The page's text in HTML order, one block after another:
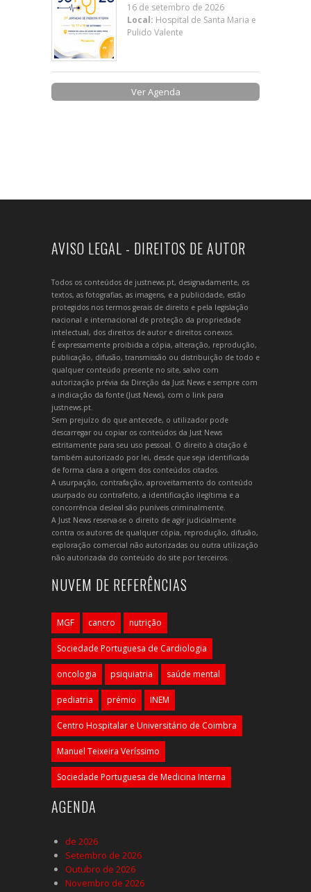
16 de setembro de 2026
Local: Hospital de Santa Maria e
Pulido Valente
Ver Agenda
AVISO LEGAL - DIREITOS DE AUTOR
Todos os conteúdos de justnews.pt, designadamente, os
textos, as fotografias, as imagens, e a publicidade, estão
protegidos nos termos gerais de direito e pela legislação
nacional e internacional de proteção da propriedade
intelectual, dos direitos de autor e direitos conexos.
É expressamente proibida a cópia, alteração, reprodução,
publicação, difusão, transmissão ou distribuição de todo e
qualquer conteúdo presente no site, salvo com
autorização prévia da Direção da Just News e sempre com
a indicação da fonte (Just News), com o link para
justnews.pt.
Sem prejuízo do que antecede, o utilizador pode
descarregar ou copiar os conteúdos da Just News
estritamente para seu uso pessoal. O direito à citação é
também autorizado por lei, desde que seja identificada
de forma clara a origem dos conteúdos citados.
A usurpação, contrafação, aproveitamento do conteúdo
usurpado ou contrafeito, a identificação ilegítima e a
concorrência desleal são puníveis criminalmente.
A Just News reserva-se o direito de agir judicialmente
contra os autores de qualquer cópia, reprodução, difusão,
exploração comercial não autorizadas ou outra utilização
não autorizada do conteúdo do site por terceiros.
NUVEM DE REFERÊNCIAS
MGF cancro nutrição
Sociedade Portuguesa de Cardiologia
oncologia psiquiatria saúde mental
pediatria prémio INEM
Centro Hospitalar e Universitário de Coimbra
Manuel Teixeira Veríssimo
Sociedade Portuguesa de Medicina Interna
AGENDA
de 2026
Setembro de 2026
Outubro de 2026
Novembro de 2026